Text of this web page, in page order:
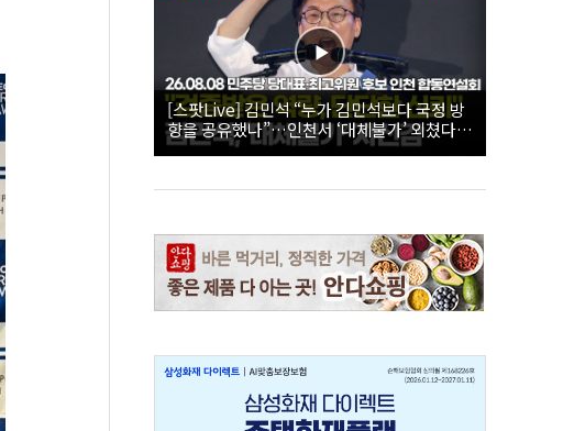
[스팟Live] 김민석 “누가 김민석보다 국정 방
향을 공유했나”…인천서 ‘대체불가’ 외쳤다 |
26.08.08 더불어민주당 당대표·최고위원 후